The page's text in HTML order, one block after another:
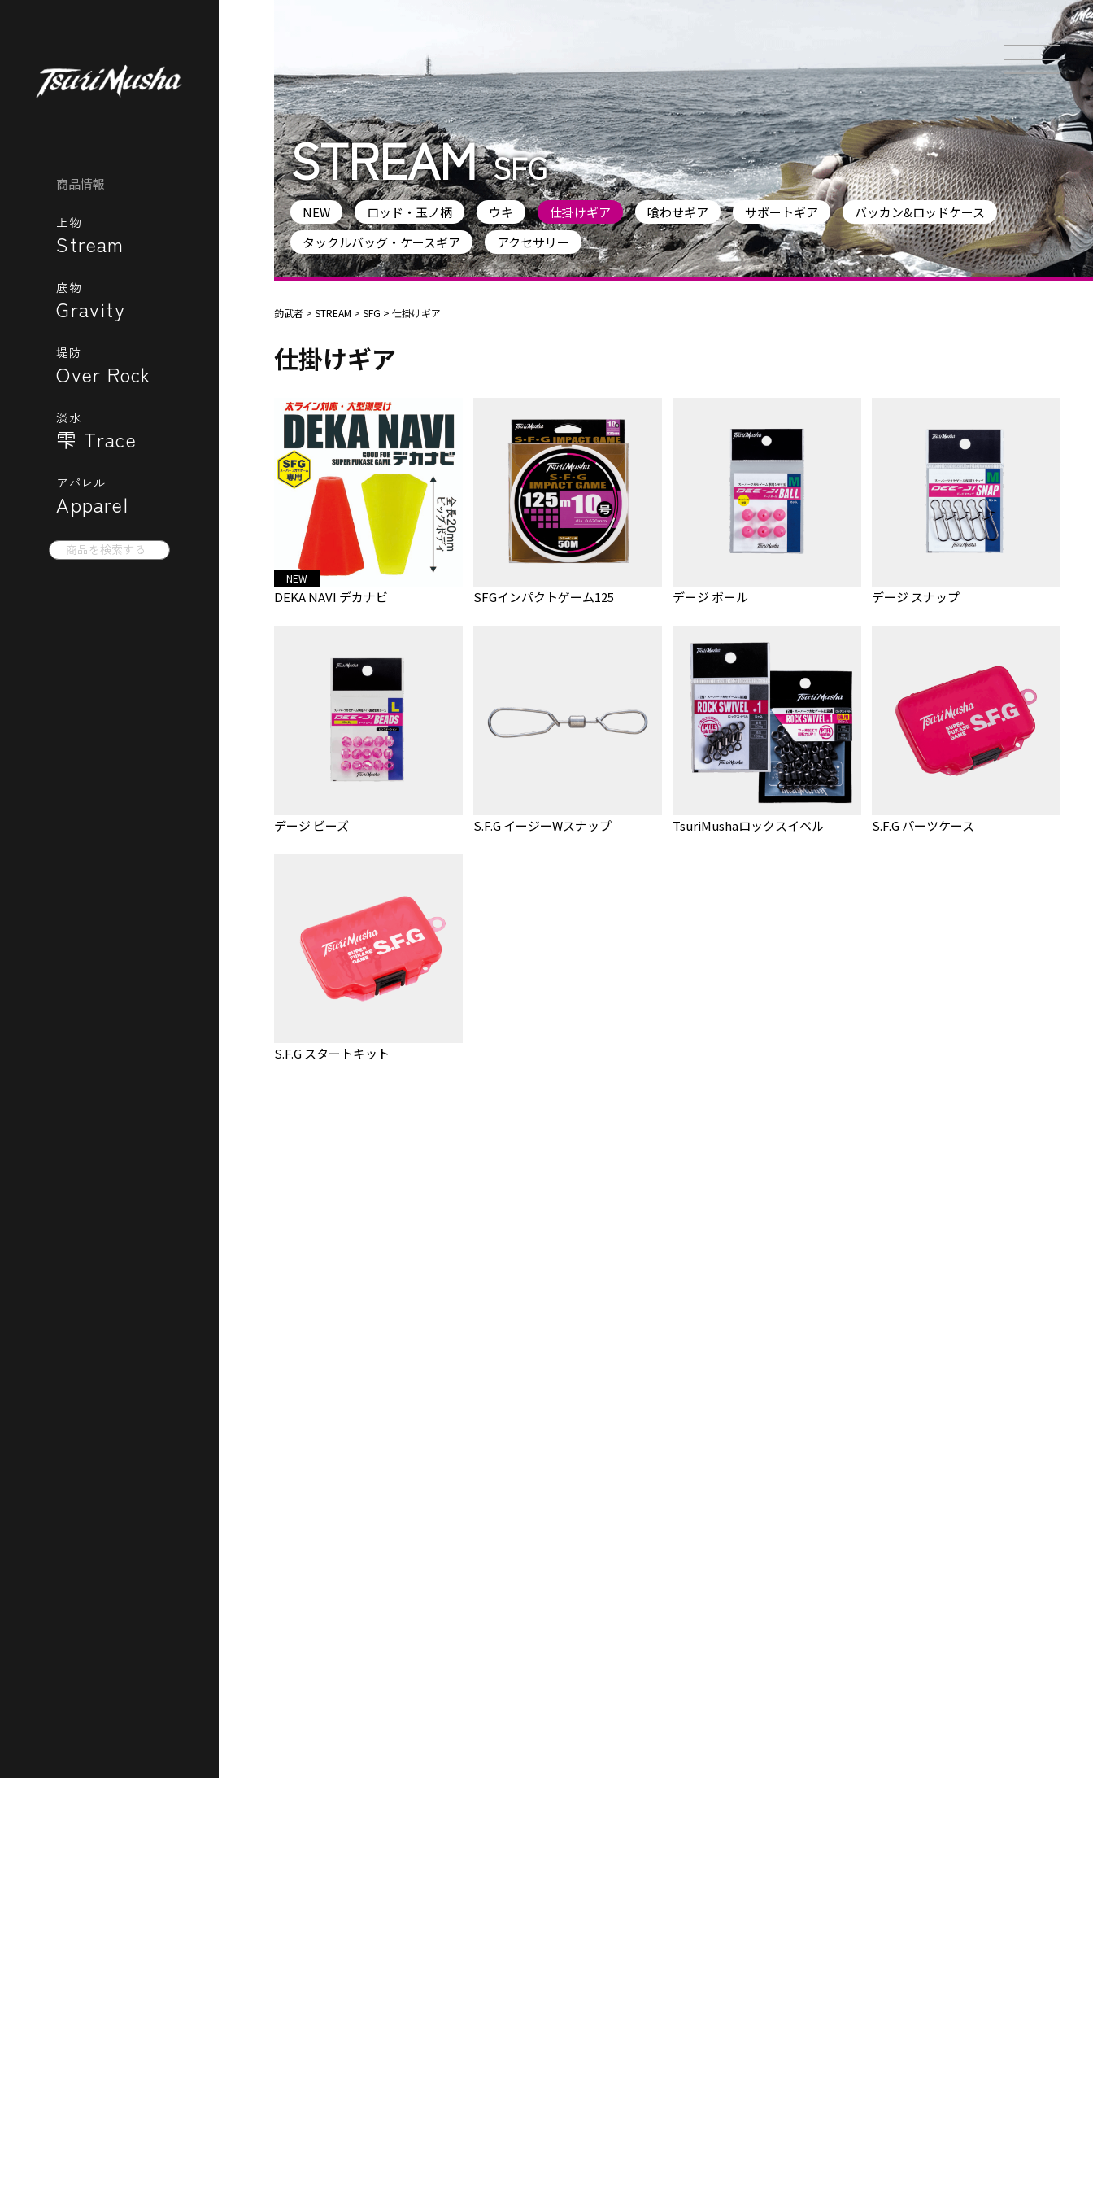
商品情報
上物
Stream
底物
Gravity
堤防
Over Rock
淡水
雫 Trace
アパレル
Apparel
Search
STREAM SFG
NEW ロッド・玉ノ柄 ウキ 仕掛けギア 喰わせギア サポートギア
バッカン&ロッドケース
タックルバッグ・ケースギア
アクセサリー
釣武者> STREAM > SFG > 仕掛けギア
仕掛けギア
NEW
DEKA NAVI デカナビ SFGインパクトゲーム125 デージ ボール デージ スナップ
デージ ビーズ S.F.G イージーWスナップ TsuriMushaロックスイベル S.F.G パーツケース
S.F.G スタートキット